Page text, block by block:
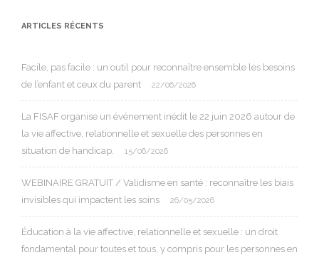
ARTICLES RÉCENTS
Facile, pas facile : un outil pour reconnaître ensemble les besoins
de l’enfant et ceux du parent
22/06/2026
La FISAF organise un événement inédit le 22 juin 2026 autour de
la vie affective, relationnelle et sexuelle des personnes en
situation de handicap.
15/06/2026
WEBINAIRE GRATUIT / Validisme en santé : reconnaître les biais
invisibles qui impactent les soins
26/05/2026
Éducation à la vie affective, relationnelle et sexuelle : un droit
fondamental pour toutes et tous, y compris pour les personnes en